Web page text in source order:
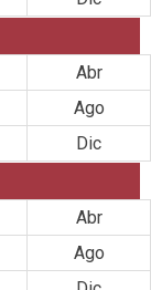
Abr
Ago
Dic
Abr
Ago